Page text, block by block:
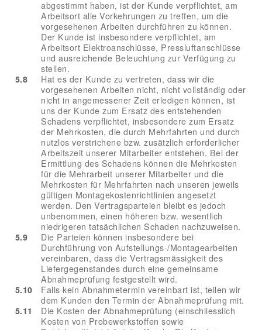
abgestimmt haben, ist der Kunde verpflichtet, am
Arbeitsort alle Vorkehrungen zu treffen, um die
vorgesehenen Arbeiten durchführen zu können.
Der Kunde ist insbesondere verpflichtet, am
Arbeitsort Elektroanschlüsse, Pressluftanschlüsse
und ausreichende Beleuchtung zur Verfügung zu
stellen.
5.8
Hat es der Kunde zu vertreten, dass wir die
vorgesehenen Arbeiten nicht, nicht vollständig oder
nicht in angemessener Zeit erledigen können, ist
uns der Kunde zum Ersatz des entstehenden
Schadens verpflichtet, insbesondere zum Ersatz
der Mehrkosten, die durch Mehrfahrten und durch
nutzlos verstrichene bzw. zusätzlich erforderlicher
Arbeitszeit unserer Mitarbeiter entstehen. Bei der
Ermittlung des Schadens können die Mehrkosten
für die Mehrarbeit unserer Mitarbeiter und die
Mehrkosten für Mehrfahrten nach unseren jeweils
gültigen Montagekostenrichtlinien angesetzt
werden. Den Vertragsparteien bleibt es jedoch
unbenommen, einen höheren bzw. wesentlich
niedrigeren tatsächlichen Schaden nachzuweisen.
5.9
Die Parteien können insbesondere bei
Durchführung von Aufstellungs-/Montagearbeiten
vereinbaren, dass die Vertragsmässigkeit des
Liefergegenstandes durch eine gemeinsame
Abnahmeprüfung festgestellt wird.
5.10
Falls kein Abnahmetermin vereinbart ist, teilen wir
dem Kunden den Termin der Abnahmeprüfung mit.
5.11
Die Kosten der Abnahmeprüfung (einschliesslich
Kosten von Probewerkstoffen sowie